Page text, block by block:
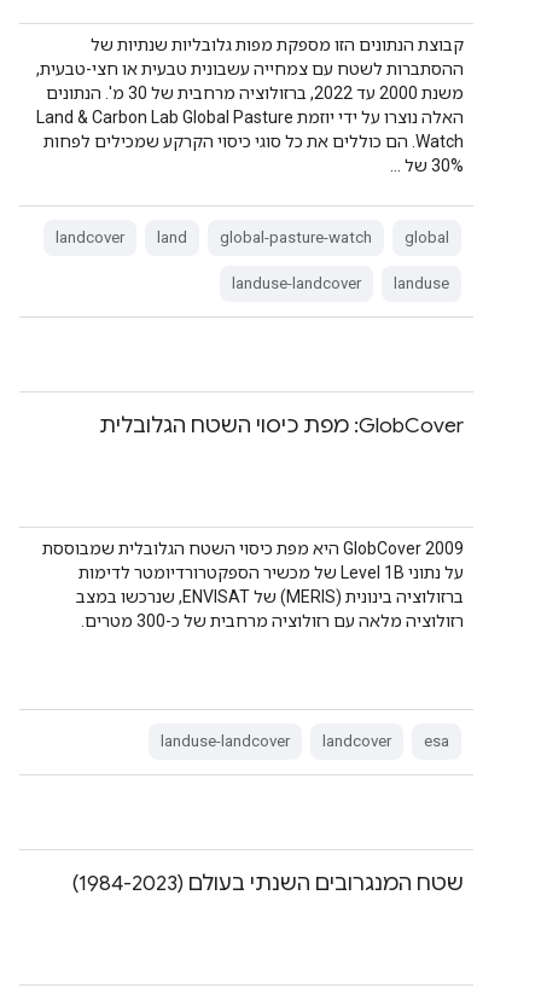
קבוצת הנתונים הזו מספקת מפות גלובליות שנתיות של
ההסתברות לשטח עם צמחייה עשבונית טבעית או חצי-טבעית,
משנת 2000 עד 2022, ברזולוציה מרחבית של 30 מ'. הנתונים
האלה נוצרו על ידי יוזמת Land & Carbon Lab Global Pasture
Watch. הם כוללים את כל סוגי כיסוי הקרקע שמכילים לפחות
30% של …
global
global-pasture-watch
land
landcover
landuse
landuse-landcover
‫GlobCover: מפת כיסוי השטח הגלובלית
‫GlobCover 2009 היא מפת כיסוי השטח הגלובלית שמבוססת
על נתוני Level 1B של מכשיר הספקטרורדיומטר לדימות
ברזולוציה בינונית (MERIS) של ENVISAT, שנרכשו במצב
רזולוציה מלאה עם רזולוציה מרחבית של כ-300 מטרים.
esa
landcover
landuse-landcover
שטח המנגרובים השנתי בעולם (1984-2023)